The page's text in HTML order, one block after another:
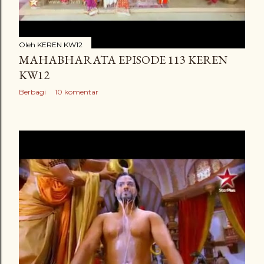
Oleh KEREN KW12
MAHABHARATA EPISODE 113 KEREN
KW12
Berbagi 10 komentar